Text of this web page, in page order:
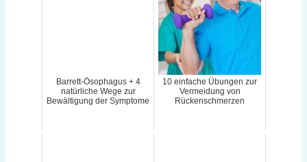
Barrett-Ösophagus + 4
natürliche Wege zur
Bewältigung der Symptome
10 einfache Übungen zur
Vermeidung von
Rückenschmerzen